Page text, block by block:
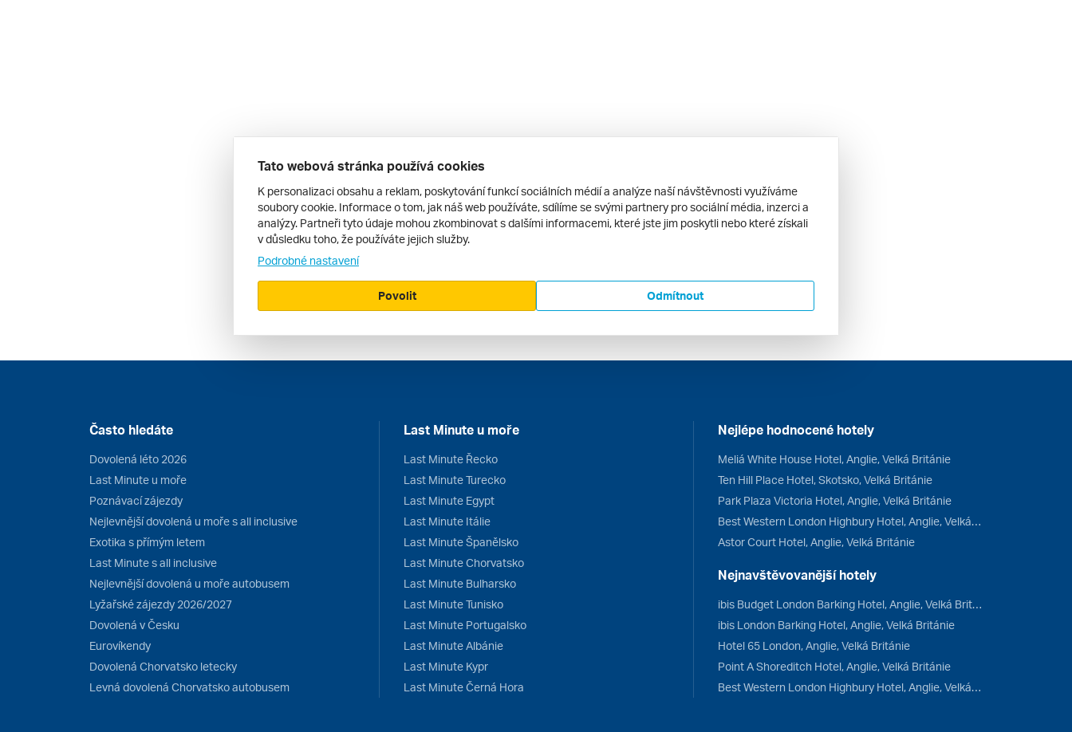
Často hledáte
Dovolená léto 2026
Last Minute u moře
Poznávací zájezdy
Nejlevnější dovolená u moře s all inclusive
Exotika s přímým letem
Last Minute s all inclusive
Nejlevnější dovolená u moře autobusem
Lyžařské zájezdy 2026/2027
Dovolená v Česku
Eurovíkendy
Dovolená Chorvatsko letecky
Levná dovolená Chorvatsko autobusem
Last Minute u moře
Last Minute Řecko
Last Minute Turecko
Last Minute Egypt
Last Minute Itálie
Last Minute Španělsko
Last Minute Chorvatsko
Last Minute Bulharsko
Last Minute Tunisko
Last Minute Portugalsko
Last Minute Albánie
Last Minute Kypr
Last Minute Černá Hora
Nejlépe hodnocené hotely
Meliá White House Hotel, Anglie, Velká Británie
Ten Hill Place Hotel, Skotsko, Velká Británie
Park Plaza Victoria Hotel, Anglie, Velká Británie
Best Western London Highbury Hotel, Anglie, Velká Británie
Astor Court Hotel, Anglie, Velká Británie
Nejnavštěvovanější hotely
ibis Budget London Barking Hotel, Anglie, Velká Británie
ibis London Barking Hotel, Anglie, Velká Británie
Hotel 65 London, Anglie, Velká Británie
Point A Shoreditch Hotel, Anglie, Velká Británie
Best Western London Highbury Hotel, Anglie, Velká Británie
Tato webová stránka používá cookies
K personalizaci obsahu a reklam, poskytování funkcí sociálních médií a analýze naší návštěvnosti využíváme
soubory cookie. Informace o tom, jak náš web používáte, sdílíme se svými partnery pro sociální média, inzerci a
analýzy. Partneři tyto údaje mohou zkombinovat s dalšími informacemi, které jste jim poskytli nebo které získali
v důsledku toho, že používáte jejich služby.
Podrobné nastavení
Odmítnout
Povolit